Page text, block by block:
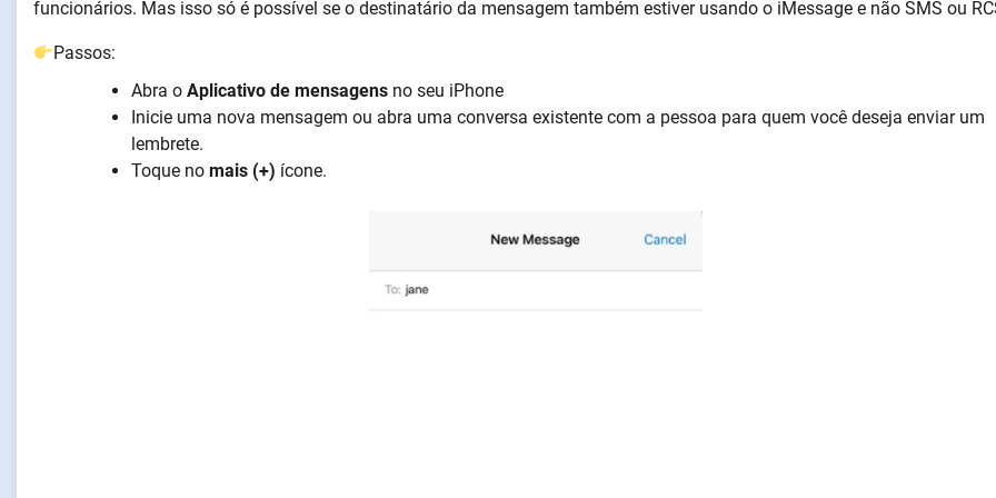
funcionários. Mas isso só é possível se o destinatário da mensagem também estiver usando o iMessage e não SMS ou
Passos:
Abra o Aplicativo de mensagens no seu iPhone
Inicie uma nova mensagem ou abra uma conversa existente com a pessoa para quem você deseja enviar um
lembrete.
Toque no mais (+) ícone.